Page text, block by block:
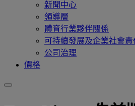
新聞中心
領導層
體育行業夥伴關係
可持續發展及企業社會責
公司治理
價格